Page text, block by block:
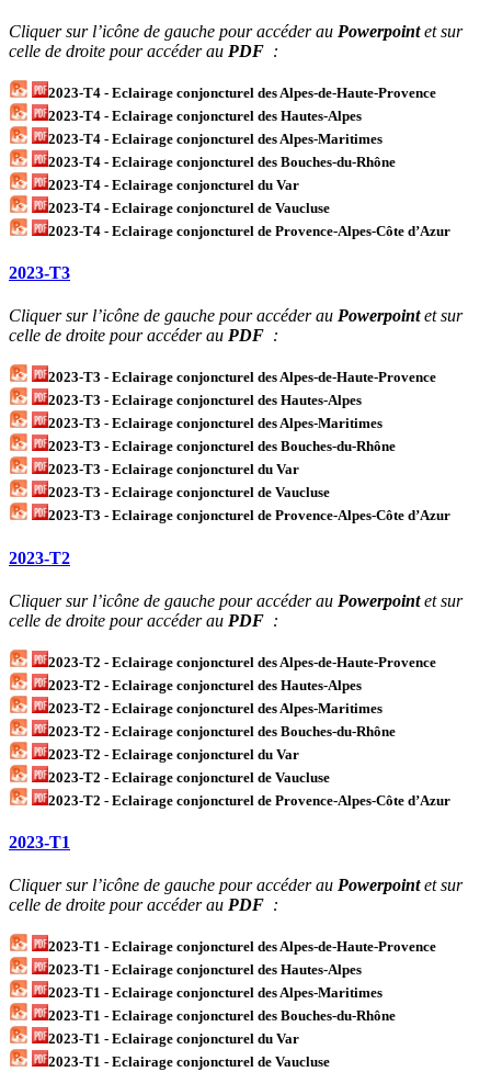
Cliquer sur l’icône de gauche pour accéder au Powerpointet sur
celle de droite pour accéder au PDF :
2023-T4 - Eclairage conjoncturel des Alpes-de-Haute-Provence
2023-T4 - Eclairage conjoncturel des Hautes-Alpes
2023-T4 - Eclairage conjoncturel des Alpes-Maritimes
2023-T4 - Eclairage conjoncturel des Bouches-du-Rhône
2023-T4 - Eclairage conjoncturel du Var
2023-T4 - Eclairage conjoncturel de Vaucluse
2023-T4 - Eclairage conjoncturel de Provence-Alpes-Côte d’Azur
2023-T3
Cliquer sur l’icône de gauche pour accéder au Powerpointet sur
celle de droite pour accéder au PDF :
2023-T3 - Eclairage conjoncturel des Alpes-de-Haute-Provence
2023-T3 - Eclairage conjoncturel des Hautes-Alpes
2023-T3 - Eclairage conjoncturel des Alpes-Maritimes
2023-T3 - Eclairage conjoncturel des Bouches-du-Rhône
2023-T3 - Eclairage conjoncturel du Var
2023-T3 - Eclairage conjoncturel de Vaucluse
2023-T3 - Eclairage conjoncturel de Provence-Alpes-Côte d’Azur
2023-T2
Cliquer sur l’icône de gauche pour accéder au Powerpointet sur
celle de droite pour accéder au PDF :
2023-T2 - Eclairage conjoncturel des Alpes-de-Haute-Provence
2023-T2 - Eclairage conjoncturel des Hautes-Alpes
2023-T2 - Eclairage conjoncturel des Alpes-Maritimes
2023-T2 - Eclairage conjoncturel des Bouches-du-Rhône
2023-T2 - Eclairage conjoncturel du Var
2023-T2 - Eclairage conjoncturel de Vaucluse
2023-T2 - Eclairage conjoncturel de Provence-Alpes-Côte d’Azur
2023-T1
Cliquer sur l’icône de gauche pour accéder au Powerpointet sur
celle de droite pour accéder au PDF :
2023-T1 - Eclairage conjoncturel des Alpes-de-Haute-Provence
2023-T1 - Eclairage conjoncturel des Hautes-Alpes
2023-T1 - Eclairage conjoncturel des Alpes-Maritimes
2023-T1 - Eclairage conjoncturel des Bouches-du-Rhône
2023-T1 - Eclairage conjoncturel du Var
2023-T1 - Eclairage conjoncturel de Vaucluse